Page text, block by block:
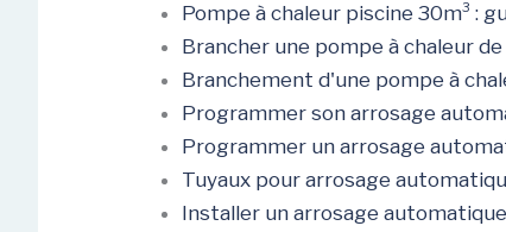
Pompe à chaleur piscine 30m³ :
Brancher une pompe à chaleur
Branchement d'une pompe à
Programmer son arrosage
Programmer un arrosage
Tuyaux pour arrosage
Installer un arrosage